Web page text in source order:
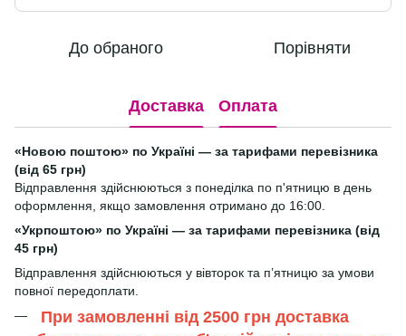
До обраного Порівняти
Доставка Оплата
«Новою поштою» по Україні — за тарифами перевізника
(від 65 грн)
Відправлення здійснюються з понеділка по п'ятницю в день
оформлення, якщо замовлення отримано до 16:00.
«Укрпоштою» по Україні — за тарифами перевізника (від
45 грн)
Відправлення здійснюються у вівторок та п’ятницю за умови
повної передоплати.
При замовленні від 2500 грн доставка